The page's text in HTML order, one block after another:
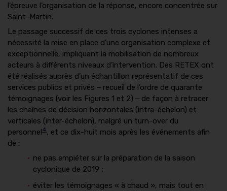
l’épreuve l’organisation de la réponse, encore concentrée sur
Saint-Martin.
Le passage successif de ces trois cyclones intenses a
nécessité la mise en place d’une organisation complexe et
exceptionnelle, impliquant la mobilisation de nombreux
acteurs à différents niveaux d’intervention. Des RETEX ont
été réalisés auprès d’un échantillon représentatif de ces
services publics et privés ‒ recueil de l’ordre de quarante
témoignages (voir les Figures 1 et 2) ‒ de façon à retracer
les chaînes de décision horizontales (intra-échelon) et
verticales (inter-échelon), malgré un turn-over du
personnel4, et ce dix-huit mois après les événements afin
de :
ne pas empiéter sur la préparation de la saison
cyclonique de 2019 ;
éviter les témoignages « à chaud », mais tout en